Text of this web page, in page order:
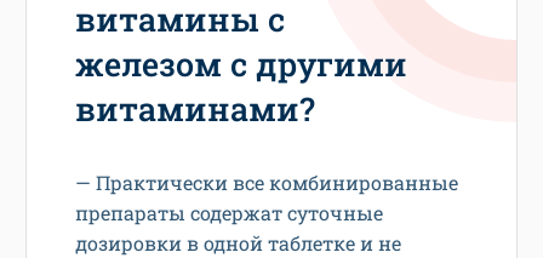
витамины с
железом с другими
витаминами?
— Практически все комбинированные
препараты содержат суточные
дозировки в одной таблетке и не